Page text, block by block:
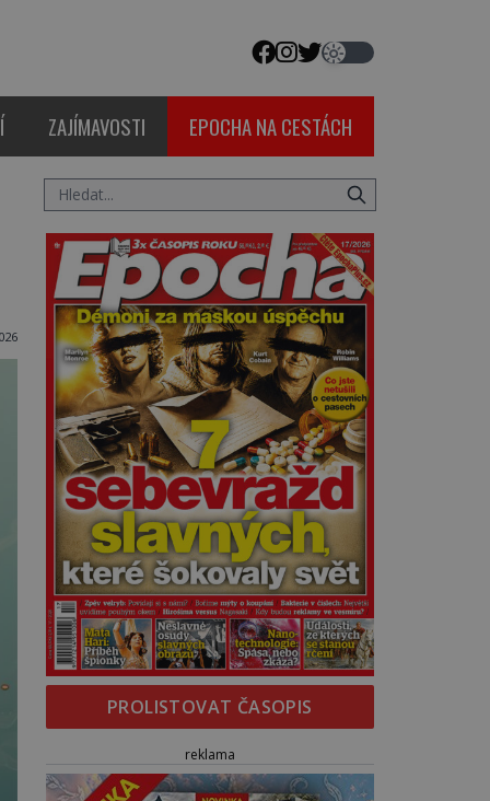
ZAJÍMAVOSTI EPOCHA NA CESTÁCH
PROLISTOVAT ČASOPIS
reklama